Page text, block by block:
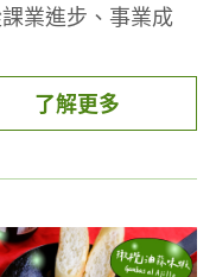
業進步、事業成
熱門討論，也是最
了解更多